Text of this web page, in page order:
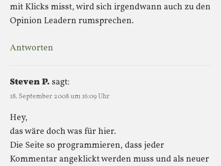
mit Klicks misst, wird sich irgendwann auch zu den
Opinion Leadern rumsprechen.
Antworten
Steven P. sagt:
18. September 2008 um 16:09 Uhr
Hey,
das wäre doch was für hier.
Die Seite so programmieren, dass jeder
Kommentar angeklickt werden muss und als neuer